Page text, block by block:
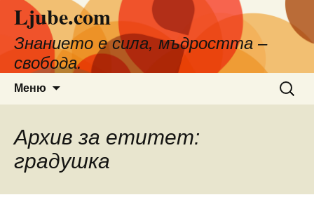
съдържанието
Ljube.com
Знанието е сила, мъдростта –
свобода.
Меню
за:
Архив за етитет:
градушка